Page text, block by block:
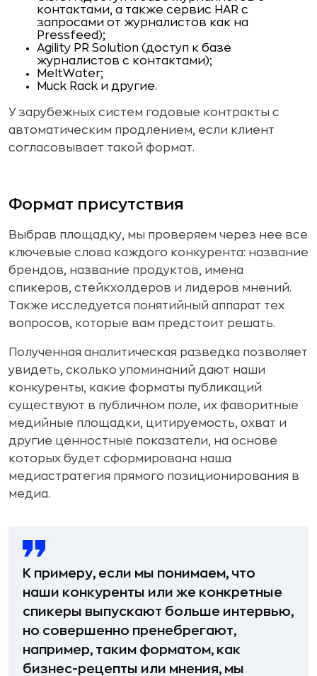
контактами, а также сервис HAR с
запросами от журналистов как на
Pressfeed);
Agility PR Solution (доступ к базе
журналистов с контактами);
MeltWater;
Muck Rack и другие.
У зарубежных систем годовые контракты с
автоматическим продлением, если клиент
согласовывает такой формат.
Формат присутствия
Выбрав площадку, мы проверяем через нее все
ключевые слова каждого конкурента: название
брендов, название продуктов, имена
спикеров, стейкхолдеров и лидеров мнений.
Также исследуется понятийный аппарат тех
вопросов, которые вам предстоит решать.
Полученная аналитическая разведка позволяет
увидеть, сколько упоминаний дают наши
конкуренты, какие форматы публикаций
существуют в публичном поле, их фаворитные
медийные площадки, цитируемость, охват и
другие ценностные показатели, на основе
которых будет сформирована наша
медиастратегия прямого позиционирования в
медиа.
К примеру, если мы понимаем, что
наши конкуренты или же конкретные
спикеры выпускают больше интервью,
но совершенно пренебрегают,
например, таким форматом, как
бизнес-рецепты или мнения, мы